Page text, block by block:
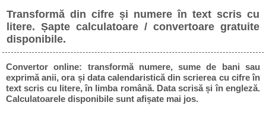
Transformă din cifre și numere în text scris cu
litere. Șapte calculatoare / convertoare gratuite
disponibile.
Convertor online: transformă numere, sume de bani sau
exprimă anii, ora și data calendaristică din scrierea cu cifre în
text scris cu litere, în limba română. Data scrisă și în engleză.
Calculatoarele disponibile sunt afișate mai jos.